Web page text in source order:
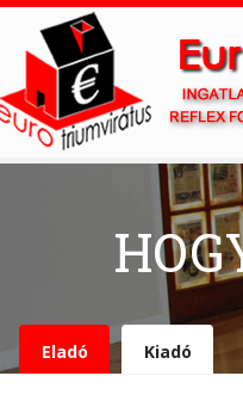
Eladó Kiadó